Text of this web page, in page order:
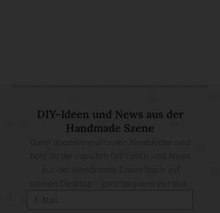
DIY-Ideen und News aus der
Handmade Szene
deinen Desktop – ganz bequem per Mail.